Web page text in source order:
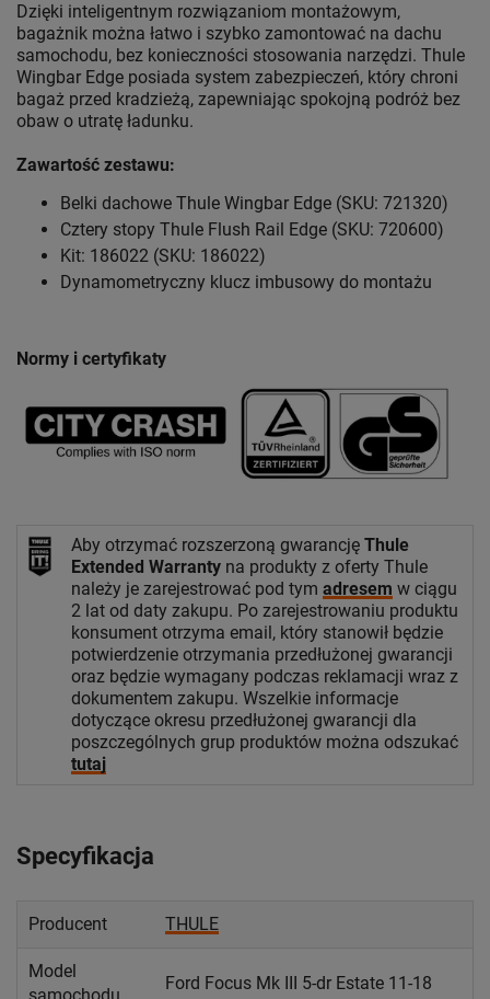
Dzięki inteligentnym rozwiązaniom montażowym,
bagażnik można łatwo i szybko zamontować na dachu
samochodu, bez konieczności stosowania narzędzi. Thule
Wingbar Edge posiada system zabezpieczeń, który chroni
bagaż przed kradzieżą, zapewniając spokojną podróż bez
obaw o utratę ładunku.
Zawartość zestawu:
Belki dachowe Thule Wingbar Edge (SKU: 721320)
Cztery stopy Thule Flush Rail Edge (SKU: 720600)
Kit: 186022 (SKU: 186022)
Dynamometryczny klucz imbusowy do montażu
Normy i certyfikaty
Aby otrzymać rozszerzoną gwarancję Thule
Extended Warranty na produkty z oferty Thule
należy je zarejestrować pod tym adresem w ciągu
2 lat od daty zakupu. Po zarejestrowaniu produktu
konsument otrzyma email, który stanowił będzie
potwierdzenie otrzymania przedłużonej gwarancji
oraz będzie wymagany podczas reklamacji wraz z
dokumentem zakupu. Wszelkie informacje
dotyczące okresu przedłużonej gwarancji dla
poszczególnych grup produktów można odszukać
tutaj
Specyfikacja
Producent THULE
Model
samochodu
Ford Focus Mk III 5-dr Estate 11-18